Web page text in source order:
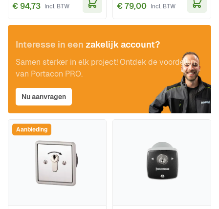
€ 94,73 € 79,00
Aanbieding
Interesse in een zakelijk account?
Samen sterker in elk project! Ontdek de voordelen
van Portacon PRO.
Nu aanvragen